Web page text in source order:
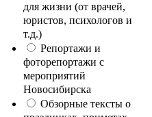
для жизни (от врачей,
юристов, психологов и
т.д.)
Репортажи и
фоторепортажи с
мероприятий
Новосибирска
Обзорные тексты о